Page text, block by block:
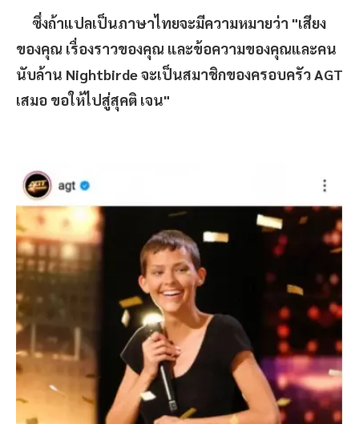
ซึ่งถ้าแปลเป็นภาษาไทยจะมีความหมายว่า "เสียง
ของคุณ เรื่องราวของคุณ และข้อความของคุณและคน
นับล้าน Nightbirde จะเป็นสมาชิกของครอบครัว AGT
เสมอ ขอให้ไปสู่สุคติ เจน"